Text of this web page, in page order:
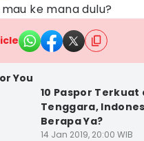
ke mana dulu?
You
10 Paspor Terkuat
Tenggara,
Berapa Ya?
14 Jan 2019, 20:00 WIB